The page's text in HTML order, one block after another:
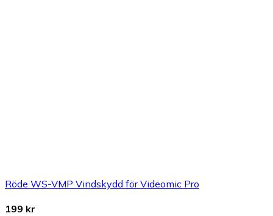
Röde WS-VMP Vindskydd för Videomic Pro
199 kr